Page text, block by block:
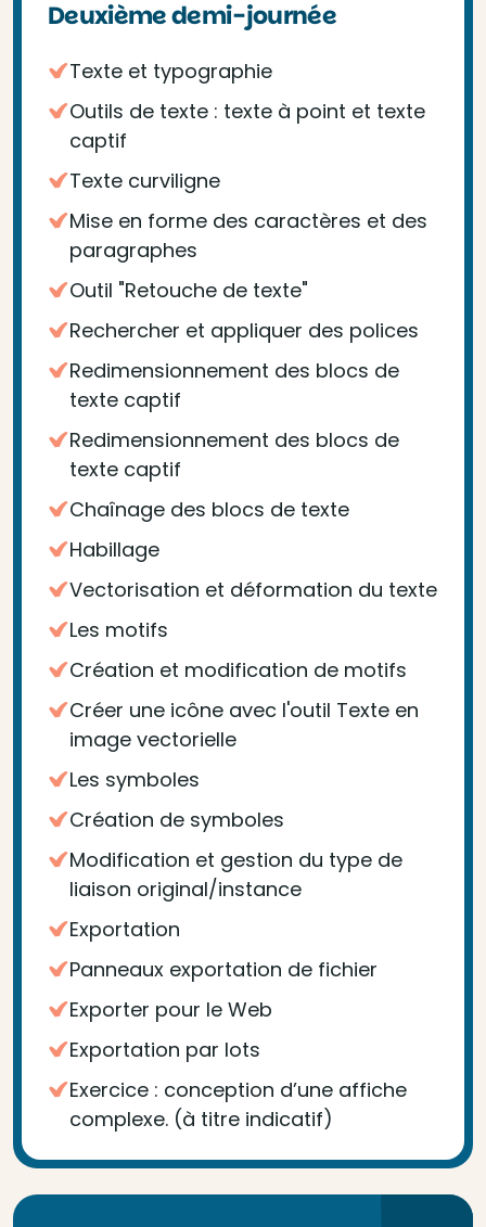
Deuxième demi-journée
Texte et typographie
Outils de texte : texte à point et texte
captif
Texte curviligne
Mise en forme des caractères et des
paragraphes
Outil "Retouche de texte"
Rechercher et appliquer des polices
Redimensionnement des blocs de
texte captif
Redimensionnement des blocs de
texte captif
Chaînage des blocs de texte
Habillage
Vectorisation et déformation du texte
Les motifs
Création et modification de motifs
Créer une icône avec l'outil Texte en
image vectorielle
Les symboles
Création de symboles
Modification et gestion du type de
liaison original/instance
Exportation
Panneaux exportation de fichier
Exporter pour le Web
Exportation par lots
Exercice : conception d’une affiche
complexe. (à titre indicatif)